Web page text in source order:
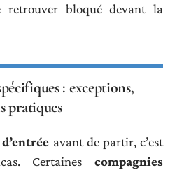
retrouver bloqué devant la
: exceptions,
pratiques
avant de partir, c’est
Certaines compagnies